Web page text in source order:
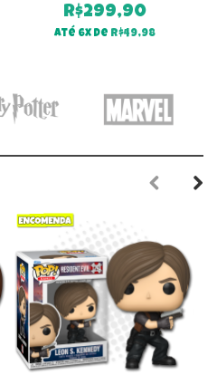
R$299,90
Até 6x de R$49,98